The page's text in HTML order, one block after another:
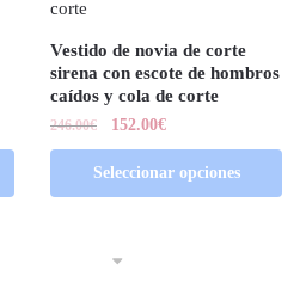
Vestido de novia de corte
sirena con escote de hombros
caídos y cola de corte
246.00€ 152.00€
Seleccionar opciones